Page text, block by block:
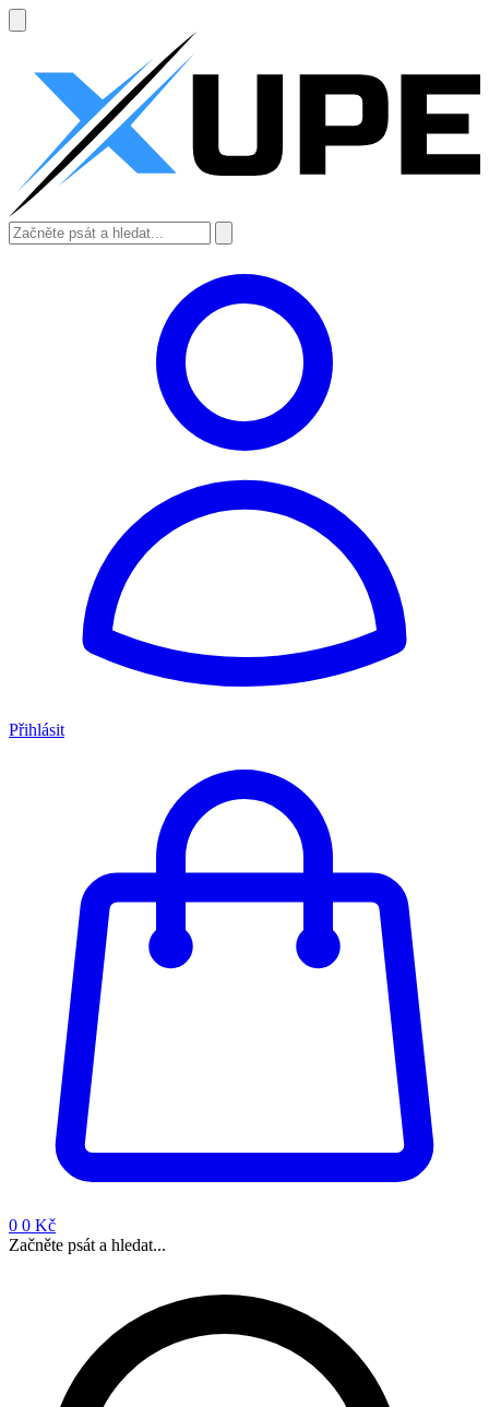
Přihlásit
0 0 Kč
Začněte psát a hledat...